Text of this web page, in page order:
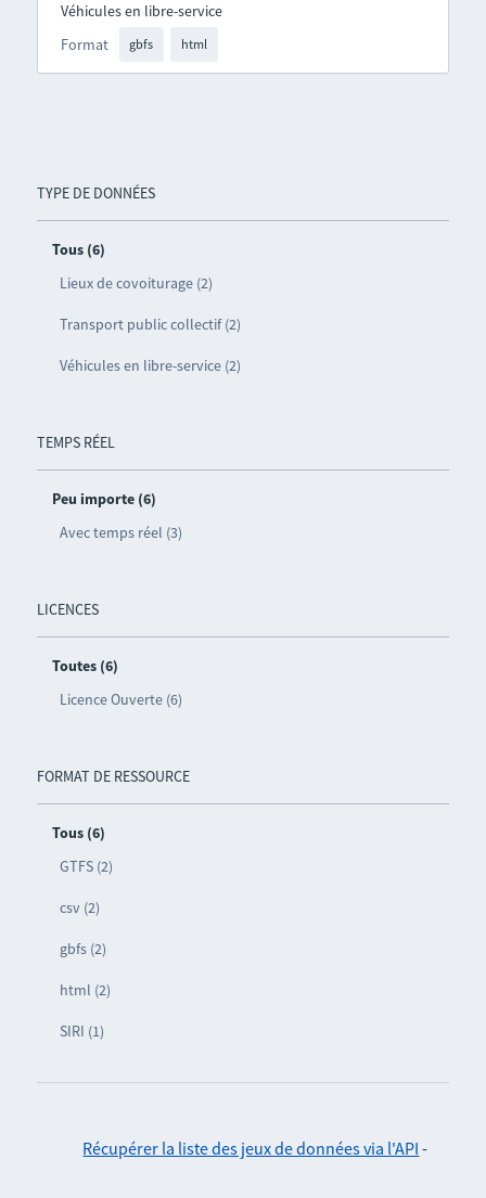
TYPE DE DONNÉES
Tous (6)
Lieux de covoiturage (2)
Transport public collectif (2)
Véhicules en libre-service (2)
TEMPS RÉEL
Peu importe (6)
Avec temps réel (3)
LICENCES
Toutes (6)
Licence Ouverte (6)
FORMAT DE RESSOURCE
Tous (6)
GTFS (2)
csv (2)
gbfs (2)
html (2)
SIRI (1)
Format gbfs html
Véhicules en libre-service
Récupérer la liste des jeux de données via l'API -